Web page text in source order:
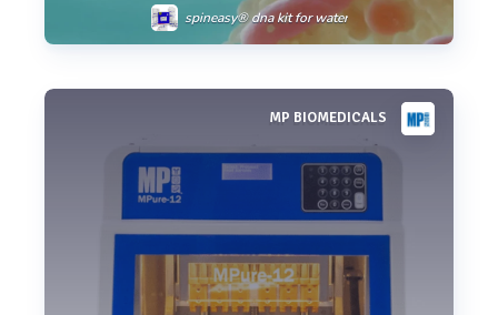
spineasy® dna kit for water
Voir plusMP BIOMEDICALS